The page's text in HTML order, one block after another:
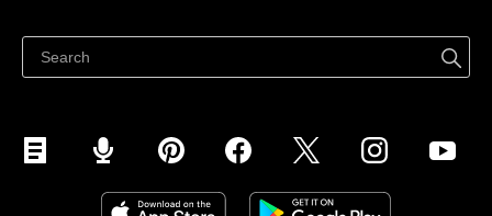
Facebookで販売する
Instagramで販売する